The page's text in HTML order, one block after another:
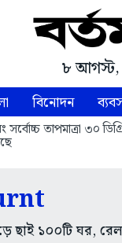
৮
বিনোদন
তাপমাত্রা ৩০
১০০টি ঘর,